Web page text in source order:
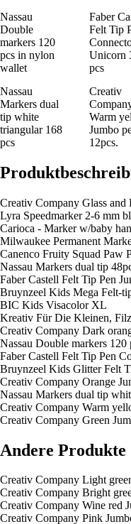
Nassau
Double
markers 120
pcs in nylon
wallet
Faber
Felt Tip
Unicorn
pcs
Nassau
Markers dual
tip white
triangular 168
pcs
Creativ
Warm
Jumbo
12pcs.
Creativ Company Glass
Lyra Speedmarker 2-6 mm
Carioca - Marker w/baby
Milwaukee Permanent
Canenco Fruity Squad Paw
Nassau Markers dual tip
Faber Castell Felt Tip Pen
Bruynzeel Kids Mega Felt-
BIC Kids Visacolor XL
Kreativ Für Die Kleinen,
Creativ Company Dark
Nassau Double markers
Faber Castell Felt Tip Pen
Bruynzeel Kids Glitter Felt
Creativ Company Orange
Nassau Markers dual tip
Creativ Company Warm
Creativ Company Green
Andere Produkte
Creativ Company Light
Creativ Company Bright
Creativ Company Wine red
Creativ Company Pink